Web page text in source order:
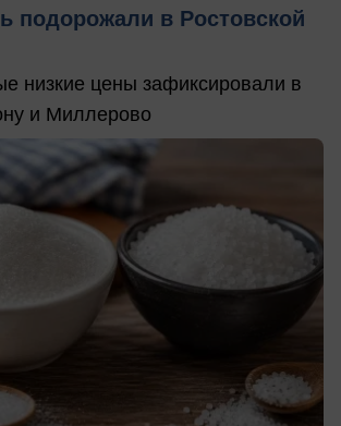
подорожали в Ростовской
низкие цены зафиксировали в
и Миллерово